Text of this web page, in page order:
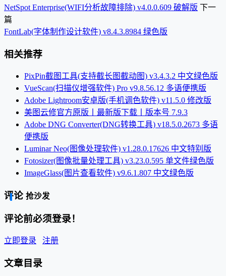
NetSpot Enterprise(WIFI分析故障排除) v4.0.0.609 破解版 下一
篇
FontLab(字体制作设计软件) v8.4.3.8984 绿色版
相关推荐
PixPin截图工具(支持截长图截动图) v3.4.3.2 中文绿色版
VueScan(扫描仪增强软件) Pro v9.8.56.12 多语便携版
Adobe Lightroom安卓版(手机调色软件) v11.5.0 修改版
美图云修官方原版丨最新版下载丨版本号 7.9.3
Adobe DNG Converter(DNG转换工具) v18.5.0.2673 多语
便携版
Luminar Neo(图像处理软件) v1.28.0.17626 中文特别版
Fotosizer(图像批量处理工具) v3.23.0.595 单文件绿色版
ImageGlass(图片查看软件) v9.6.1.807 中文绿色版
评论 抢沙发
评论前必须登录！
立即登录 注册
文章目录